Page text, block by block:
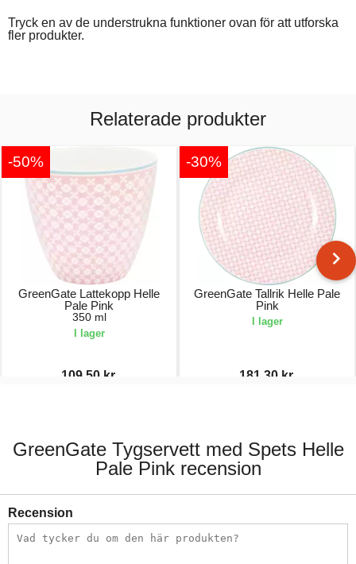
Tryck en av de understrukna funktioner ovan för att utforska
fler produkter.
Relaterade produkter
-50%
GreenGate Lattekopp Helle
Pale Pink
350 ml
I lager
109,50 kr.
-30%
GreenGate Tallrik Helle Pale
Pink
I lager
181,30 kr.
GreenGate Tygservett med Spets Helle
Pale Pink recension
Recension